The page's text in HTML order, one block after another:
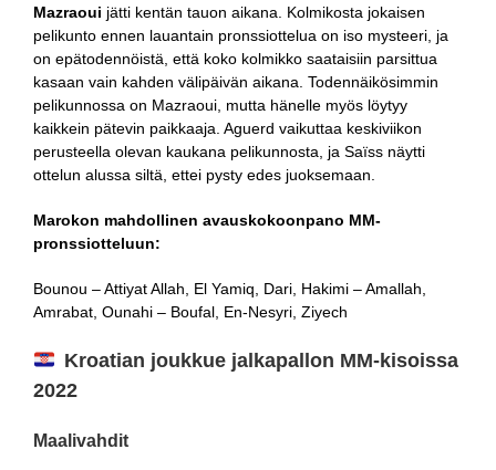
Mazraoui jätti kentän tauon aikana. Kolmikosta jokaisen
pelikunto ennen lauantain pronssiottelua on iso mysteeri, ja
on epätodennöistä, että koko kolmikko saataisiin parsittua
kasaan vain kahden välipäivän aikana. Todennäikösimmin
pelikunnossa on Mazraoui, mutta hänelle myös löytyy
kaikkein pätevin paikkaaja. Aguerd vaikuttaa keskiviikon
perusteella olevan kaukana pelikunnosta, ja Saïss näytti
ottelun alussa siltä, ettei pysty edes juoksemaan.
Marokon mahdollinen avauskokoonpano MM-
pronssiotteluun:
Bounou – Attiyat Allah, El Yamiq, Dari, Hakimi – Amallah,
Amrabat, Ounahi – Boufal, En-Nesyri, Ziyech
Kroatian joukkue jalkapallon MM-kisoissa
2022
Maalivahdit